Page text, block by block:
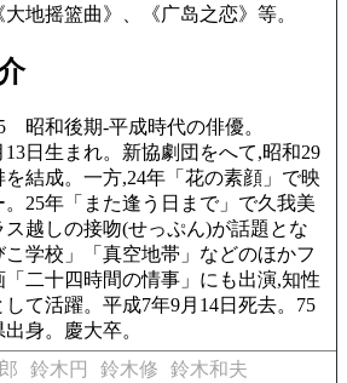
地摇篮曲》、《广岛之恋》等。
昭和後期-平成時代の俳優。
13日生まれ。新協劇団をへて,昭和29
結成。一方,24年「花の素顔」で映
25年「また逢う日まで」で久我美
ス越しの接吻(せっぷん)が話題とな
こ学校」「真空地帯」などのほかフ
「二十四時間の情事」にも出演,知性
て活躍。平成7年9月14日死去。75
身。慶大卒。
鈴木円 鈴木修
鈴木和夫